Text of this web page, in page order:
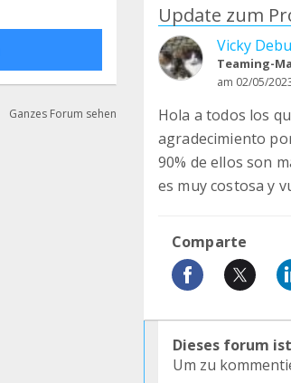
Ganzes Forum sehen
Update zum
Vicky
Teaming-
am 02/05/
Hola a todos los
agradecimiento
90% de ellos son
es muy costosa y
Comparte
Dieses forum
Um zu